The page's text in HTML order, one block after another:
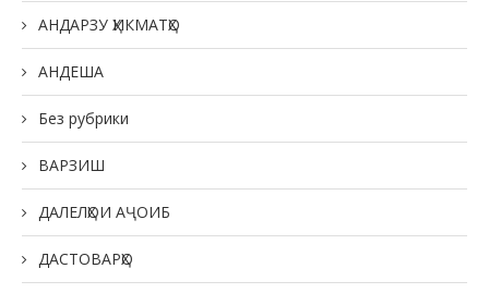
АНДАРЗУ ҲИКМАТҲО
АНДЕША
Без рубрики
ВАРЗИШ
ДАЛЕЛҲОИ АҶОИБ
ДАСТОВАРҲО